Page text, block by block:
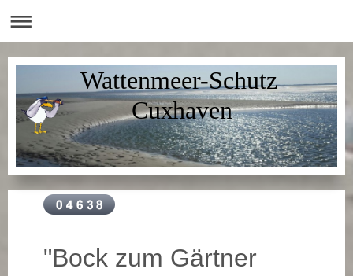
Wattenmeer-Schutz
Cuxhaven
"Bock zum Gärtner